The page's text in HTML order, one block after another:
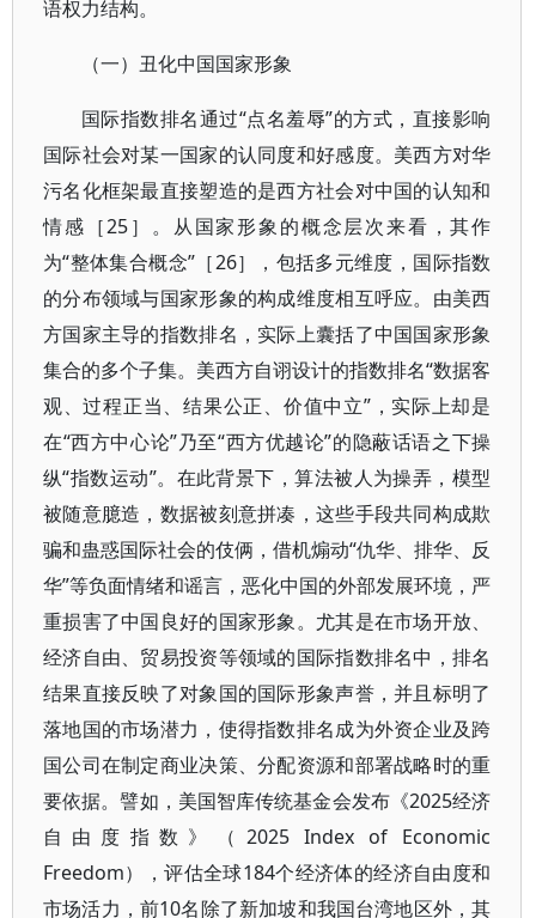
语权力结构。
（一）丑化中国国家形象
国际指数排名通过“点名羞辱”的方式，直接影响
国际社会对某一国家的认同度和好感度。美西方对华
污名化框架最直接塑造的是西方社会对中国的认知和
情感［25］。从国家形象的概念层次来看，其作
为“整体集合概念”［26］，包括多元维度，国际指数
的分布领域与国家形象的构成维度相互呼应。由美西
方国家主导的指数排名，实际上囊括了中国国家形象
集合的多个子集。美西方自诩设计的指数排名“数据客
观、过程正当、结果公正、价值中立”，实际上却是
在“西方中心论”乃至“西方优越论”的隐蔽话语之下操
纵“指数运动”。在此背景下，算法被人为操弄，模型
被随意臆造，数据被刻意拼凑，这些手段共同构成欺
骗和蛊惑国际社会的伎俩，借机煽动“仇华、排华、反
华”等负面情绪和谣言，恶化中国的外部发展环境，严
重损害了中国良好的国家形象。尤其是在市场开放、
经济自由、贸易投资等领域的国际指数排名中，排名
结果直接反映了对象国的国际形象声誉，并且标明了
落地国的市场潜力，使得指数排名成为外资企业及跨
国公司在制定商业决策、分配资源和部署战略时的重
要依据。譬如，美国智库传统基金会发布《2025经济
自由度指数》（2025 Index of Economic
Freedom），评估全球184个经济体的经济自由度和
市场活力，前10名除了新加坡和我国台湾地区外，其